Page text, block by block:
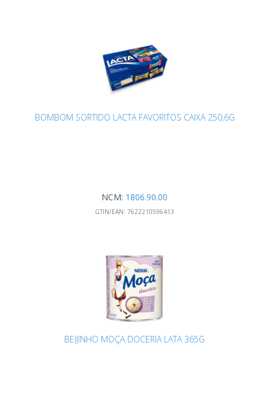
BOMBOM SORTIDO LACTA FAVORITOS CAIXA 250,6G
NCM: 1806.90.00
GTIN/EAN: 7622210596413
BEIJINHO MOÇA DOCERIA LATA 365G